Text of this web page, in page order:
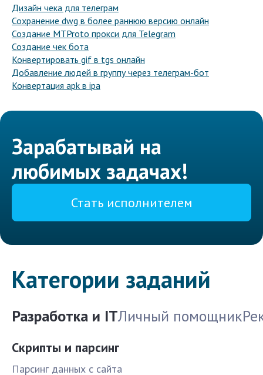
Дизайн чека для телеграм
Сохранение dwg в более раннюю версию онлайн
Создание MTProto прокси для Telegram
Создание чек бота
Конвертировать gif в tgs онлайн
Добавление людей в группу через телеграм-бот
Конвертация apk в ipa
Зарабатывай на
любимых задачах!
Стать исполнителем
Категории заданий
Разработка и ITЛичный помощник
Скрипты и парсинг
Парсинг данных с сайта